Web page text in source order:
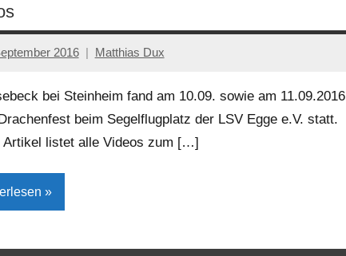
2016 Matthias Dux
bei Steinheim fand am 10.09. sowie am 11.09.2016
beim Segelflugplatz der LSV Egge e.V. statt.
Artikel listet alle Videos zum […]